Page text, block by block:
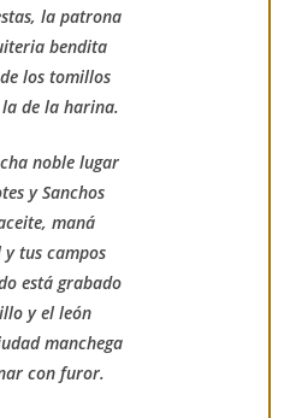
la patrona
bendita
los tomillos
de la harina.
noble lugar
y Sanchos
maná
y tus campos
está grabado
y el león
manchega
con furor.